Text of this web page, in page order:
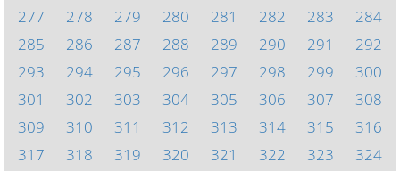
277
278 279 280 281 282 283
284
285
286 287 288 289 290 291
292
293
294 295 296 297 298 299
300
301
302 303 304 305 306 307
308
309
310 311 312 313 314 315
316
317
318 319 320 321 322 323
324